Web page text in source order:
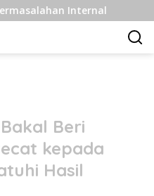
Internal
Beri
kepada
Hasil